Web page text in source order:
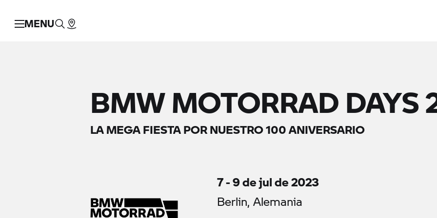
MENU
BMW MOTORRAD DAYS
LA MEGA FIESTA POR NUESTRO 100 ANIVERSARIO
7 - 9 de jul de 2023
Berlin, Alemania